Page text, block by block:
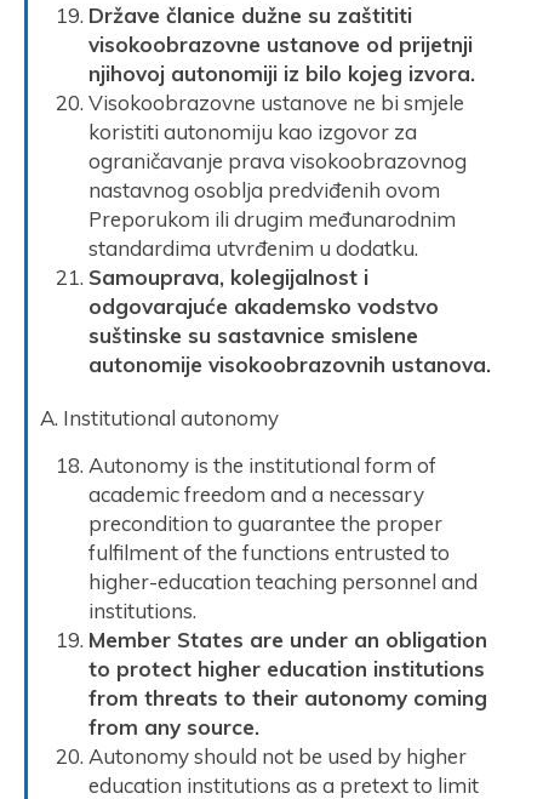
Države članice dužne su zaštititi
visokoobrazovne ustanove od prijetnji
njihovoj autonomiji iz bilo kojeg izvora.
Visokoobrazovne ustanove ne bi smjele
koristiti autonomiju kao izgovor za
ograničavanje prava visokoobrazovnog
nastavnog osoblja predviđenih ovom
Preporukom ili drugim međunarodnim
standardima utvrđenim u dodatku.
Samouprava, kolegijalnost i
odgovarajuće akademsko vodstvo
suštinske su sastavnice smislene
autonomije visokoobrazovnih ustanova.
A. Institutional autonomy
Autonomy is the institutional form of
academic freedom and a necessary
precondition to guarantee the proper
fulfilment of the functions entrusted to
higher-education teaching personnel and
institutions.
Member States are under an obligation
to protect higher education institutions
from threats to their autonomy coming
from any source.
Autonomy should not be used by higher
education institutions as a pretext to limit